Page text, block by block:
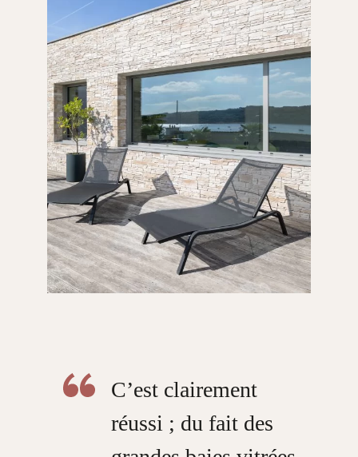
C’est clairement
réussi ; du fait des